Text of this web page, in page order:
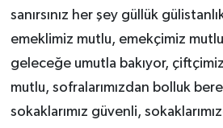
sanırsınız her şey güllük
emeklimiz mutlu, emekçimiz
geleceğe umutla bakıyor,
mutlu, sofralarımızdan bolluk
sokaklarımız güvenli,